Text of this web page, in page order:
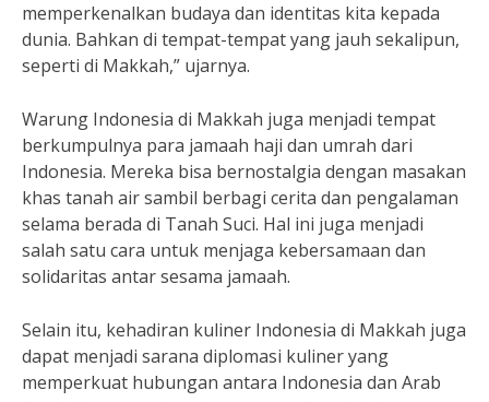
memperkenalkan budaya dan identitas kita kepada
dunia. Bahkan di tempat-tempat yang jauh sekalipun,
seperti di Makkah,” ujarnya.
Warung Indonesia di Makkah juga menjadi tempat
berkumpulnya para jamaah haji dan umrah dari
Indonesia. Mereka bisa bernostalgia dengan masakan
khas tanah air sambil berbagi cerita dan pengalaman
selama berada di Tanah Suci. Hal ini juga menjadi
salah satu cara untuk menjaga kebersamaan dan
solidaritas antar sesama jamaah.
Selain itu, kehadiran kuliner Indonesia di Makkah juga
dapat menjadi sarana diplomasi kuliner yang
memperkuat hubungan antara Indonesia dan Arab